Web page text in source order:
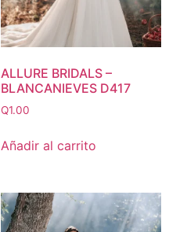
ALLURE BRIDALS –
BLANCANIEVES D417
Q1.00
Añadir al carrito